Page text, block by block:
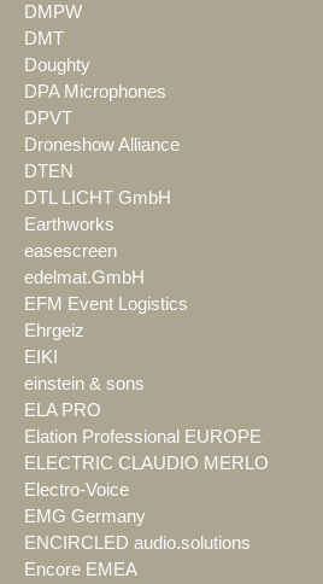
DMPW
DMT
Doughty
DPA Microphones
DPVT
Droneshow Alliance
DTEN
DTL LICHT GmbH
Earthworks
easescreen
edelmat.GmbH
EFM Event Logistics
Ehrgeiz
EIKI
einstein & sons
ELA PRO
Elation Professional EUROPE
ELECTRIC CLAUDIO MERLO
Electro-Voice
EMG Germany
ENCIRCLED audio.solutions
Encore EMEA